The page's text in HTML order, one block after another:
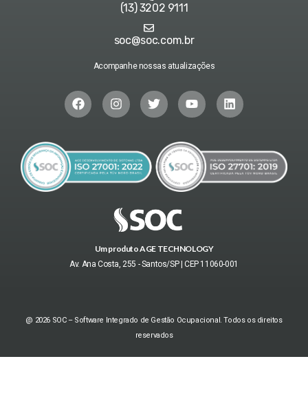
(13) 3202 9111
soc@soc.com.br
Acompanhe nossas atualizações
Um produto AGE TECHNOLOGY
Av. Ana Costa, 255 - Santos/SP | CEP 11060-001
@ 2026 SOC – Software Integrado de Gestão Ocupacional. Todos os direitos
reservados